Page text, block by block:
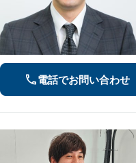
電話でお問い合わせ